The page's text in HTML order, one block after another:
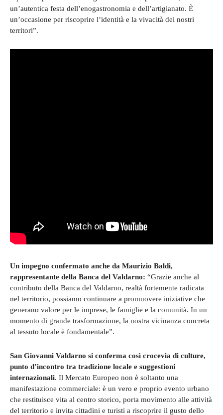
un’autentica festa dell’enogastronomia e dell’artigianato. È
un’occasione per riscoprire l’identità e la vivacità dei nostri
territori”.
Un impegno confermato anche da Maurizio Baldi,
rappresentante della Banca del Valdarno: “Grazie anche al
contributo della Banca del Valdarno, realtà fortemente radicata
nel territorio, possiamo continuare a promuovere iniziative che
generano valore per le imprese, le famiglie e la comunità. In un
momento di grande trasformazione, la nostra vicinanza concreta
al tessuto locale è fondamentale”.
San Giovanni Valdarno si conferma così crocevia di culture,
punto d’incontro tra tradizione locale e suggestioni
internazionali. Il Mercato Europeo non è soltanto una
manifestazione commerciale: è un vero e proprio evento urbano
che restituisce vita al centro storico, porta movimento alle attività
del territorio e invita cittadini e turisti a riscoprire il gusto dello